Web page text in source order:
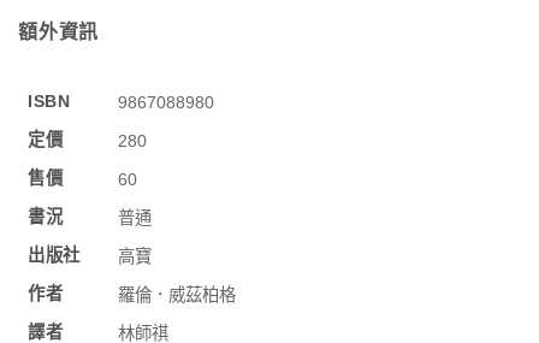
額外資訊
ISBN
9867088980
定價
280
售價
60
書況
普通
出版社
高寶
作者
羅倫．威茲柏格
譯者
林師祺